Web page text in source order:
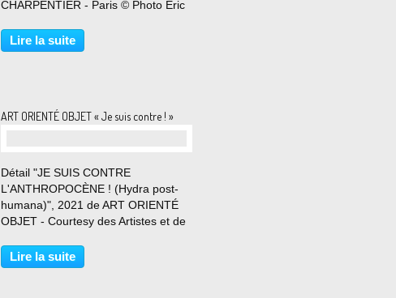
CHARPENTIER - Paris © Photo Éric
septembre 2023 Pour sa deuxième
exposition personnelle chez mor
Lire la suite
ART ORIENTÉ OBJET « Je suis contre ! »
Détail "JE SUIS CONTRE
L'ANTHROPOCÈNE ! (Hydra post-
humana)", 2021 de ART ORIENTÉ
OBJET - Courtesy des Artistes et de
CALVAIRES - Paris © Photo Éric
Simon Du 1er juillet au 23 septembre
Lire la suite